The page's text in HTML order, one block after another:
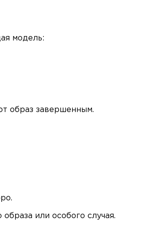
модель:
образ завершенным.
или особого случая.